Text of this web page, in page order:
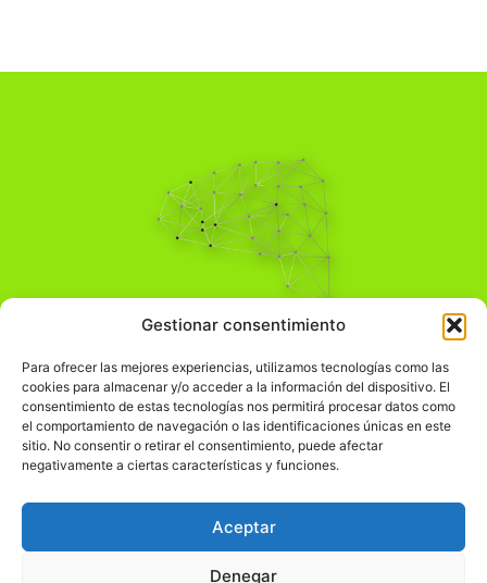
Gestionar consentimiento
Para ofrecer las mejores experiencias, utilizamos tecnologías como las
cookies para almacenar y/o acceder a la información del dispositivo. El
consentimiento de estas tecnologías nos permitirá procesar datos como
el comportamiento de navegación o las identificaciones únicas en este
sitio. No consentir o retirar el consentimiento, puede afectar
negativamente a ciertas características y funciones.
Aceptar
Denegar
Pensamiento Crítico
Comprender el mundo para transformarlo.
Información Legal
჻Política de privacidad
Política de cookies